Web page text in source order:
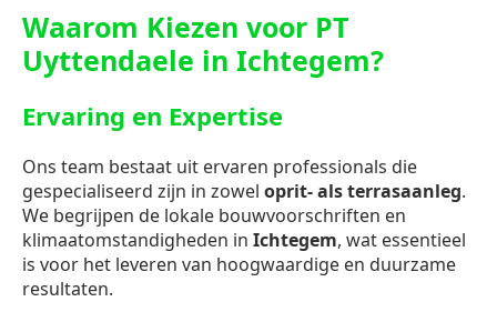
Waarom Kiezen voor PT
Uyttendaele in Ichtegem?
Ervaring en Expertise
Ons team bestaat uit ervaren professionals die
gespecialiseerd zijn in zowel oprit- als terrasaanleg.
We begrijpen de lokale bouwvoorschriften en
klimaatomstandigheden in Ichtegem, wat essentieel
is voor het leveren van hoogwaardige en duurzame
resultaten.